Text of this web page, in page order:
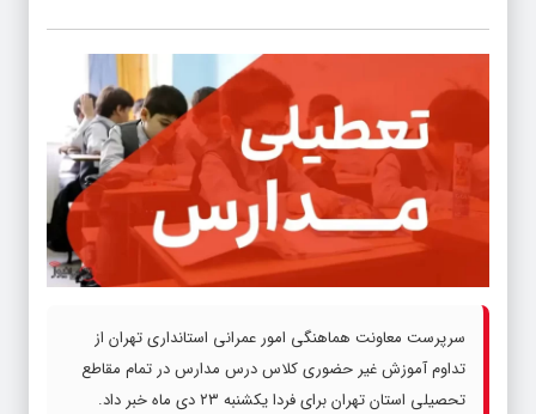
سرپرست معاونت هماهنگی امور عمرانی استانداری تهران از
تداوم آموزش غیر حضوری کلاس درس مدارس در تمام مقاطع
تحصیلی استان تهران برای فردا یکشنبه ۲۳ دی ماه خبر داد.